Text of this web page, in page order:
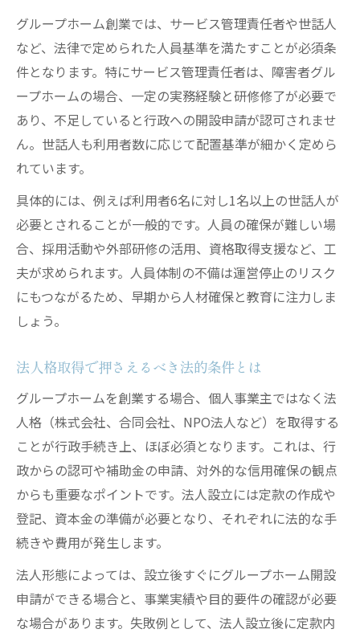
グループホーム創業では、サービス管理責任者や世話人
など、法律で定められた人員基準を満たすことが必須条
件となります。特にサービス管理責任者は、障害者グル
ープホームの場合、一定の実務経験と研修修了が必要で
あり、不足していると行政への開設申請が認可されませ
ん。世話人も利用者数に応じて配置基準が細かく定めら
れています。
具体的には、例えば利用者6名に対し1名以上の世話人が
必要とされることが一般的です。人員の確保が難しい場
合、採用活動や外部研修の活用、資格取得支援など、工
夫が求められます。人員体制の不備は運営停止のリスク
にもつながるため、早期から人材確保と教育に注力しま
しょう。
法人格取得で押さえるべき法的条件とは
グループホームを創業する場合、個人事業主ではなく法
人格（株式会社、合同会社、NPO法人など）を取得する
ことが行政手続き上、ほぼ必須となります。これは、行
政からの認可や補助金の申請、対外的な信用確保の観点
からも重要なポイントです。法人設立には定款の作成や
登記、資本金の準備が必要となり、それぞれに法的な手
続きや費用が発生します。
法人形態によっては、設立後すぐにグループホーム開設
申請ができる場合と、事業実績や目的要件の確認が必要
な場合があります。失敗例として、法人設立後に定款内